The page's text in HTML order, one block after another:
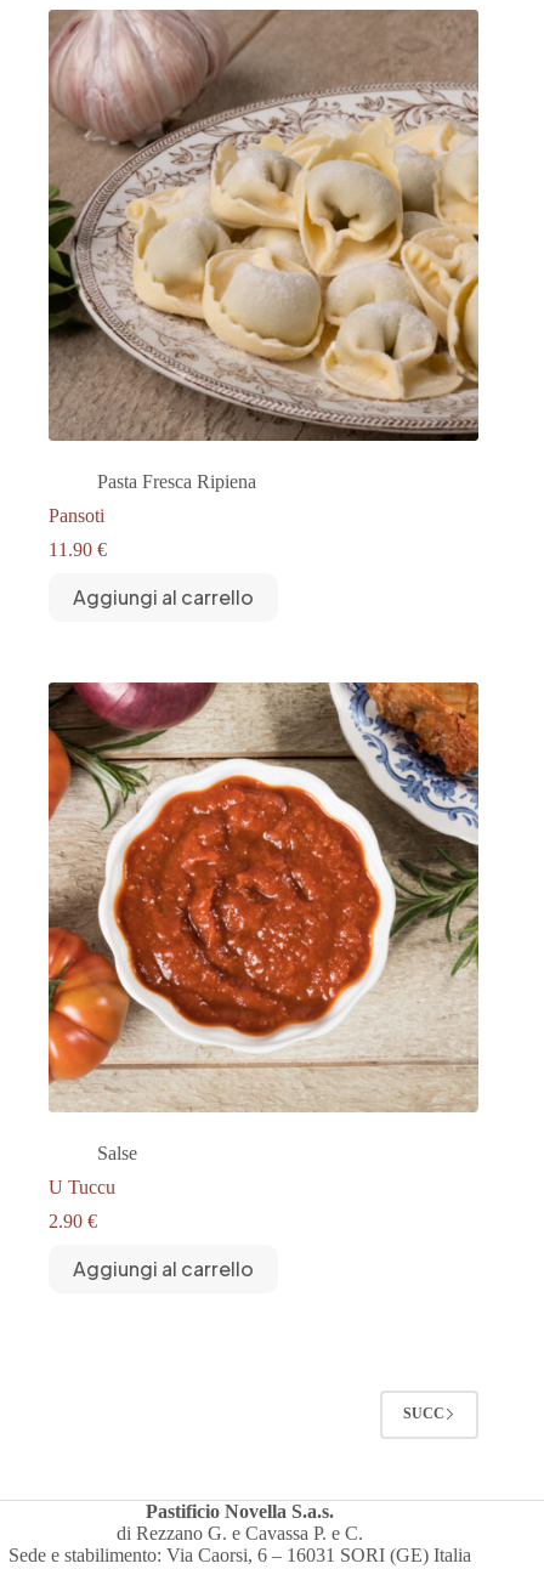
Pasta Fresca Ripiena
Pansoti
11.90 €
Aggiungi al carrello
Salse
U Tuccu
2.90 €
Aggiungi al carrello
SUCC
Pastificio Novella S.a.s.
di Rezzano G. e Cavassa P. e C.
Sede e stabilimento: Via Caorsi, 6 – 16031 SORI (GE) Italia